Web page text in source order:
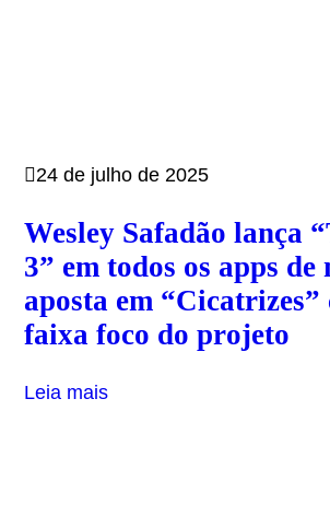
24 de julho de 2025
Wesley Safadão lança
3” em todos os apps de
aposta em “Cicatrizes”
faixa foco do projeto
Leia mais